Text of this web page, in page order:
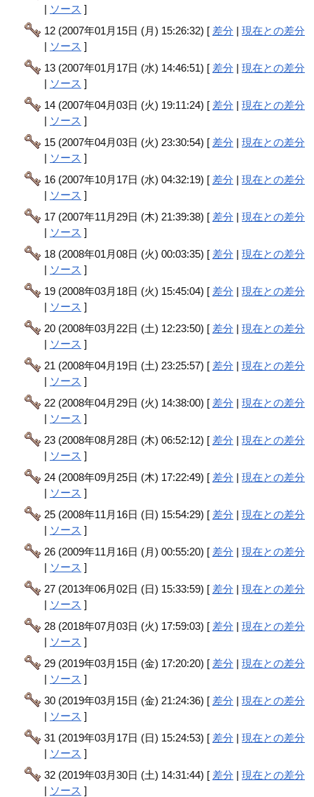
| ソース ]
12 (2007年01月15日 (月) 15:26:32) [ 差分 |現在との差分
| ソース ]
13 (2007年01月17日 (水) 14:46:51) [ 差分 |現在との差分
| ソース ]
14 (2007年04月03日 (火) 19:11:24) [ 差分 |現在との差分
| ソース ]
15 (2007年04月03日 (火) 23:30:54) [ 差分 |現在との差分
| ソース ]
16 (2007年10月17日 (水) 04:32:19) [ 差分 |現在との差分
| ソース ]
17 (2007年11月29日 (木) 21:39:38) [ 差分 |現在との差分
| ソース ]
18 (2008年01月08日 (火) 00:03:35) [ 差分 |現在との差分
| ソース ]
19 (2008年03月18日 (火) 15:45:04) [ 差分 |現在との差分
| ソース ]
20 (2008年03月22日 (土) 12:23:50) [ 差分 |現在との差分
| ソース ]
21 (2008年04月19日 (土) 23:25:57) [ 差分 |現在との差分
| ソース ]
22 (2008年04月29日 (火) 14:38:00) [ 差分 |現在との差分
| ソース ]
23 (2008年08月28日 (木) 06:52:12) [ 差分 |現在との差分
| ソース ]
24 (2008年09月25日 (木) 17:22:49) [ 差分 |現在との差分
| ソース ]
25 (2008年11月16日 (日) 15:54:29) [ 差分 |現在との差分
| ソース ]
26 (2009年11月16日 (月) 00:55:20) [ 差分 |現在との差分
| ソース ]
27 (2013年06月02日 (日) 15:33:59) [ 差分 |現在との差分
| ソース ]
28 (2018年07月03日 (火) 17:59:03) [ 差分 |現在との差分
| ソース ]
29 (2019年03月15日 (金) 17:20:20) [ 差分 |現在との差分
| ソース ]
30 (2019年03月15日 (金) 21:24:36) [ 差分 |現在との差分
| ソース ]
31 (2019年03月17日 (日) 15:24:53) [ 差分 |現在との差分
| ソース ]
32 (2019年03月30日 (土) 14:31:44) [ 差分 |現在との差分
| ソース ]